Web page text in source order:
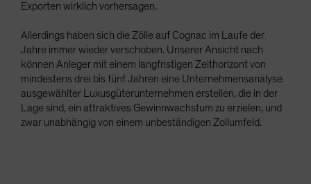
Exporten wirklich vorhersagen.
Allerdings haben sich die Zölle auf Cognac im Laufe der
Jahre immer wieder verschoben. Unserer Ansicht nach
können Anleger mit einem langfristigen Zeithorizont von
mindestens drei bis fünf Jahren eine Unternehmensanalyse
ausgewählter Luxusgüterunternehmen erstellen, die in der
Lage sind, ein attraktives Gewinnwachstum zu erzielen, und
zwar unabhängig von einem unbeständigen Zollumfeld.